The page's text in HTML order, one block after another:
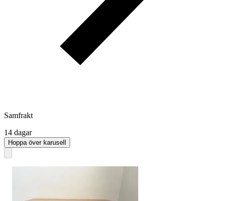
Samfrakt
14 dagar
Hoppa över karusell